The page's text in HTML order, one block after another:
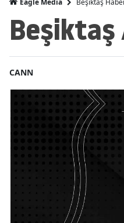
Eagle Media
Beşiktaş
CANN